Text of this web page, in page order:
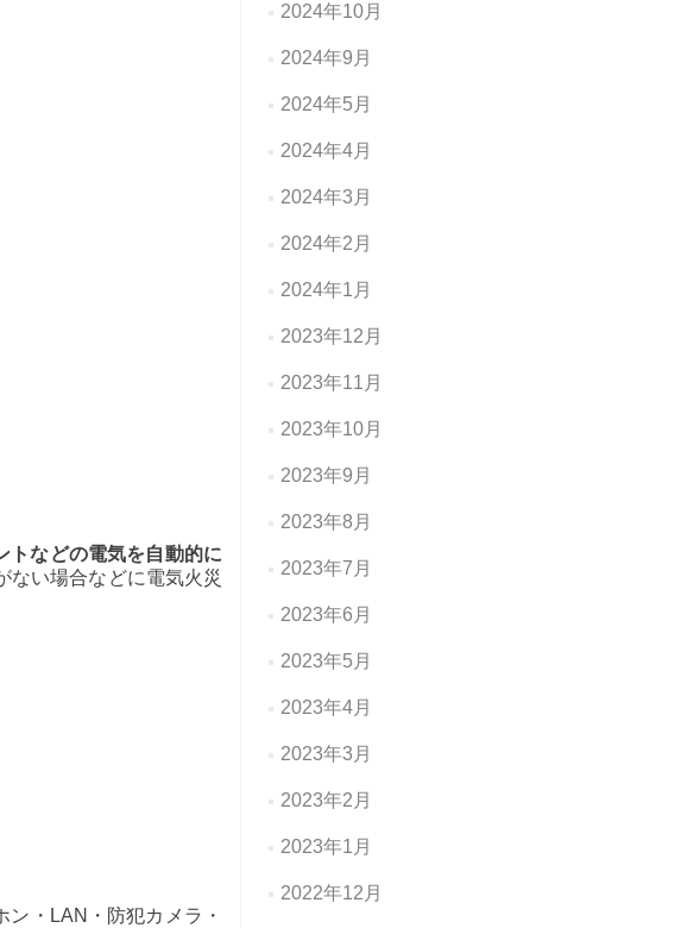
トなどの電気を自動的に
ない場合などに電気火災
・LAN・防犯カメラ・
2024年10月
2024年9月
2024年5月
2024年4月
2024年3月
2024年2月
2024年1月
2023年12月
2023年11月
2023年10月
2023年9月
2023年8月
2023年7月
2023年6月
2023年5月
2023年4月
2023年3月
2023年2月
2023年1月
2022年12月